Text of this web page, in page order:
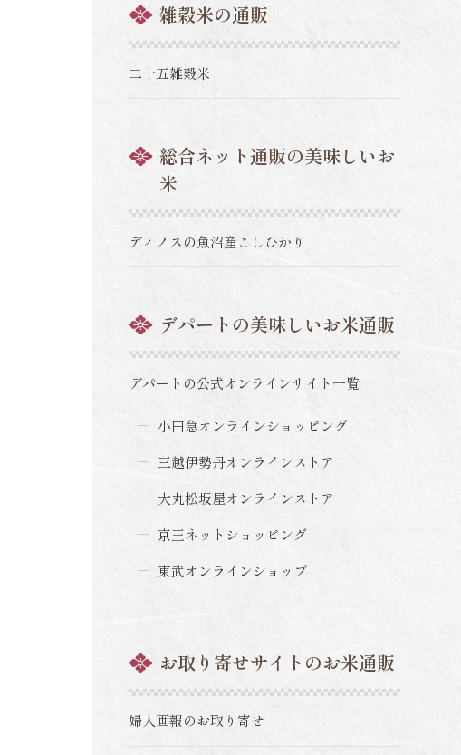
雑穀米の通販
二十五雑穀米
総合ネット通販の美味しいお
米
ディノスの魚沼産こしひかり
デパートの美味しいお米通販
デパートの公式オンラインサイト一覧
小田急オンラインショッピング
三越伊勢丹オンラインストア
大丸松坂屋オンラインストア
京王ネットショッピング
東武オンラインショップ
お取り寄せサイトのお米通販
婦人画報のお取り寄せ